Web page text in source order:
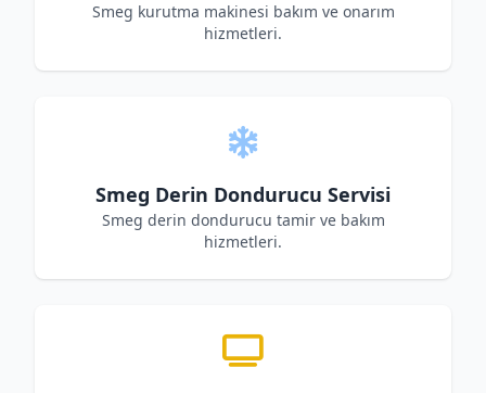
Smeg kurutma makinesi bakım ve onarım
hizmetleri.
Smeg Derin Dondurucu Servisi
Smeg derin dondurucu tamir ve bakım
hizmetleri.